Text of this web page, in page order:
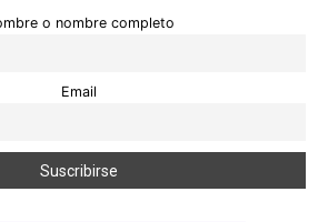
o nombre completo
Email